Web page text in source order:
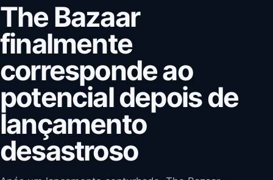
The Bazaar
finalmente
corresponde ao
potencial depois de
lançamento
desastroso